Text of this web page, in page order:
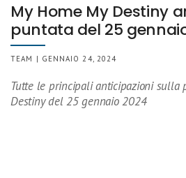
My Home My Destiny
puntata del 25
TEAM | GENNAIO 24, 2024
Tutte le principali anticipazioni sulla
Destiny del 25 gennaio 2024